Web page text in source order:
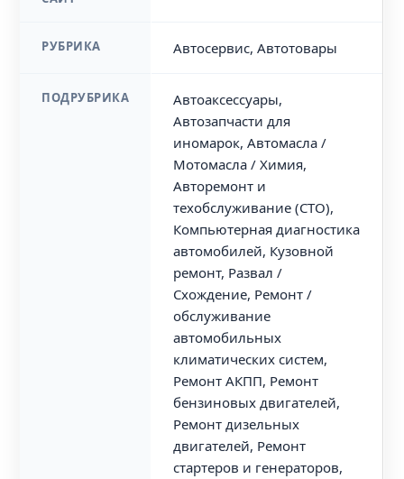
РУБРИКА Автосервис, Автотовары
ПОДРУБРИКА
Автоаксессуары,
Автозапчасти для
иномарок, Автомасла /
Мотомасла / Химия,
Авторемонт и
техобслуживание (СТО),
Компьютерная диагностика
автомобилей, Кузовной
ремонт, Развал /
Схождение, Ремонт /
обслуживание
автомобильных
климатических систем,
Ремонт АКПП, Ремонт
бензиновых двигателей,
Ремонт дизельных
двигателей, Ремонт
стартеров и генераторов,